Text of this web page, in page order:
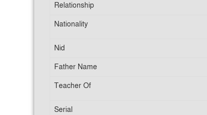
Relationship
Nationality
Nid
Father Name
Teacher Of
Serial